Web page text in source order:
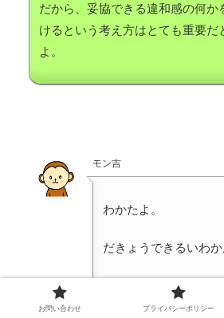
だから、妥協できる違和感の何か
けるという考え方はとても重要だ
よ。
モン吉
わかたよ。
だきょうできるいわか
みつけられるようにが
お問い合わせ プライバシーポリシー